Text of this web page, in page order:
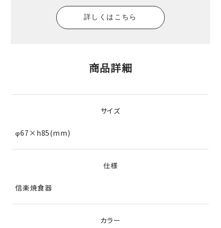
詳しくはこちら
商品詳細
サイズ
φ67×h85(mm)
仕様
信楽焼食器
カラー